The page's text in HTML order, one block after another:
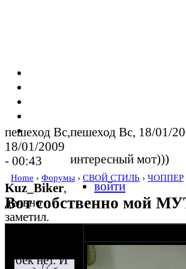
Home › Форумы › СВОЙ СТИЛЬ › ЧОППЕР
Вот собственно мой
пешеход Вс,
18/01/2009
- 00:43
Kuz_Biker,
дельно
заметил.
стоек нет. И
пешеход Вс, 18/01/
интересный мот)))
войти